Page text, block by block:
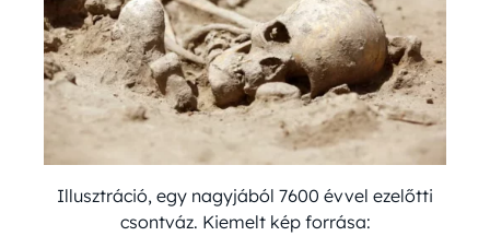
Illusztráció, egy nagyjából 7600 évvel ezelőtti
csontváz. Kiemelt kép forrása: